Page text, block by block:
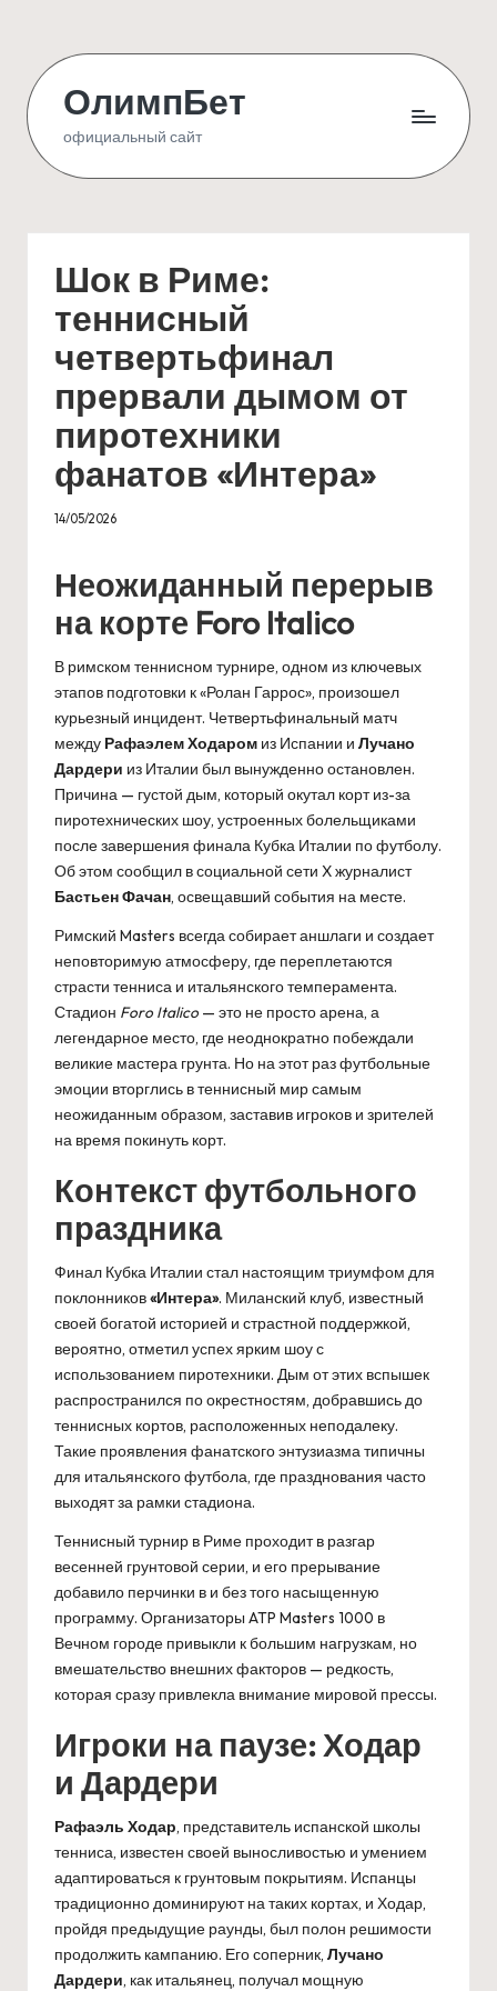
content
ОлимпБет
официальный сайт
Шок в Риме:
теннисный
четвертьфинал
прервали дымом от
пиротехники
фанатов «Интера»
14/05/2026
Неожиданный перерыв
на корте Foro Italico
В римском теннисном турнире, одном из ключевых
этапов подготовки к «Ролан Гаррос», произошел
курьезный инцидент. Четвертьфинальный матч
между Рафаэлем Ходаром из Испании и Лучано
Дардери из Италии был вынужденно остановлен.
Причина — густой дым, который окутал корт из-за
пиротехнических шоу, устроенных болельщиками
после завершения финала Кубка Италии по футболу.
Об этом сообщил в социальной сети X журналист
Бастьен Фачан, освещавший события на месте.
Римский Masters всегда собирает аншлаги и создает
неповторимую атмосферу, где переплетаются
страсти тенниса и итальянского темперамента.
Стадион Foro Italico — это не просто арена, а
легендарное место, где неоднократно побеждали
великие мастера грунта. Но на этот раз футбольные
эмоции вторглись в теннисный мир самым
неожиданным образом, заставив игроков и зрителей
на время покинуть корт.
Контекст футбольного
праздника
Финал Кубка Италии стал настоящим триумфом для
поклонников«Интера». Миланский клуб, известный
своей богатой историей и страстной поддержкой,
вероятно, отметил успех ярким шоу с
использованием пиротехники. Дым от этих вспышек
распространился по окрестностям, добравшись до
теннисных кортов, расположенных неподалеку.
Такие проявления фанатского энтузиазма типичны
для итальянского футбола, где празднования часто
выходят за рамки стадиона.
Теннисный турнир в Риме проходит в разгар
весенней грунтовой серии, и его прерывание
добавило перчинки в и без того насыщенную
программу. Организаторы ATP Masters 1000 в
Вечном городе привыкли к большим нагрузкам, но
вмешательство внешних факторов — редкость,
которая сразу привлекла внимание мировой прессы.
Игроки на паузе: Ходар
и Дардери
Рафаэль Ходар, представитель испанской школы
тенниса, известен своей выносливостью и умением
адаптироваться к грунтовым покрытиям. Испанцы
традиционно доминируют на таких кортах, и Ходар,
пройдя предыдущие раунды, был полон решимости
продолжить кампанию. Его соперник, Лучано
Дардери, как итальянец, получал мощную